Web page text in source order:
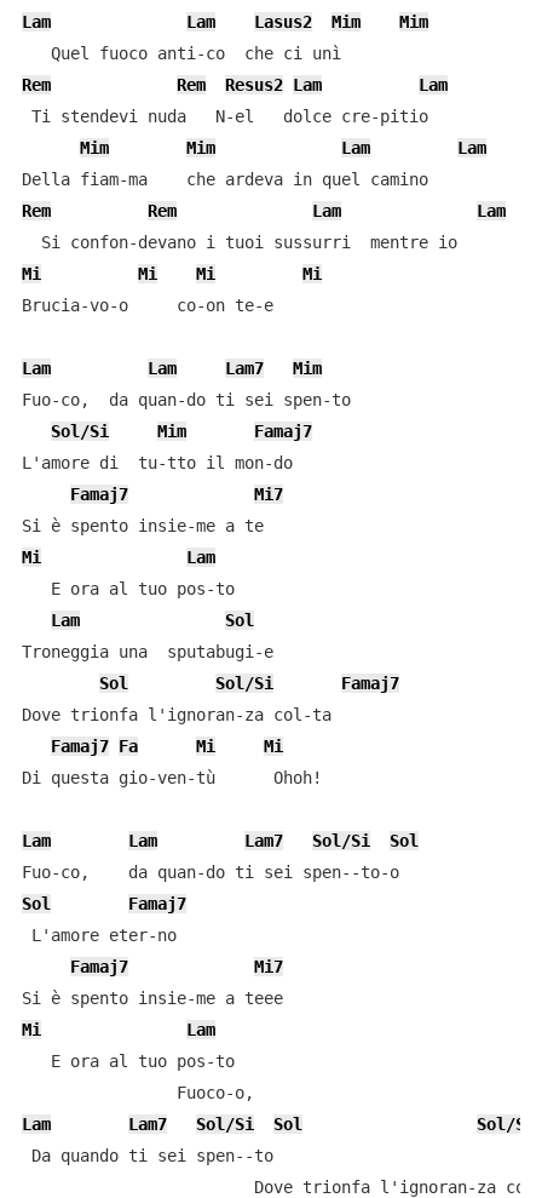
Lam Lam Lasus2 Mim
Mim
Rem
Rem Resus2 Lam
Lam
Ti stendevi nuda   N-el   dolce cre-pitio
Mim
Mim Lam
Lam
Della fiam-ma    che ardeva in quel camino
Rem
Rem Lam
Lam
  Si confon-devano i tuoi sussurri  mentre io
Mi
Mi Mi
Mi
Brucia-vo-o     co-on te-e
Lam Lam Lam7
Mim
Fuo-co,  da quan-do ti sei spen-to
Sol/Si
Mim
Famaj7
L'amore di  tu-tto il mon-do
Famaj7
Mi7
Si è spento insie-me a te
Mi
Lam
   E ora al tuo pos-to
Lam
Sol
Troneggia una  sputabugi-e
Sol
Sol/Si
Famaj7
Dove trionfa l'ignoran-za col-ta
Famaj7 Fa Mi
Mi
Di questa gio-ven-tù      Ohoh!
Lam Lam Lam7 Sol/Si
Sol
Fuo-co,    da quan-do ti sei spen--to-o
Sol
Famaj7
L'amore eter-no
Famaj7
Mi7
Si è spento insie-me a teee
Mi
Lam
   E ora al tuo pos-to
Lam
Lam7 Sol/Si Sol
Sol/Si
Da quando ti sei spen--to
Dove trionfa l'ignoran-za